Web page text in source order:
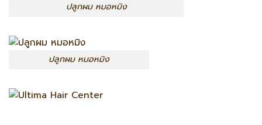
ปลูกผม หมอหมิง
ปลูกผม หมอหมิง